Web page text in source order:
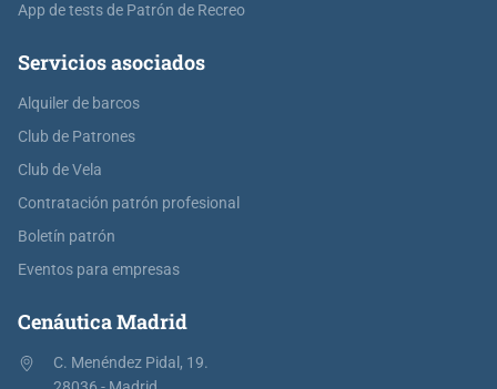
App de tests de Patrón de Recreo
Servicios asociados
Alquiler de barcos
Club de Patrones
Club de Vela
Contratación patrón profesional
Boletín patrón
Eventos para empresas
Cenáutica Madrid
C. Menéndez Pidal, 19.